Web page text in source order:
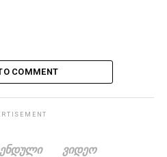
COMMENT
ᲕᲘᲓᲔᲝ